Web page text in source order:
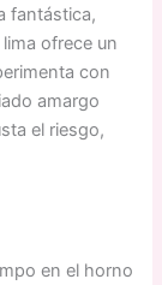
fantástica,
ofrece un
con
amargo
el riesgo,
en el horno